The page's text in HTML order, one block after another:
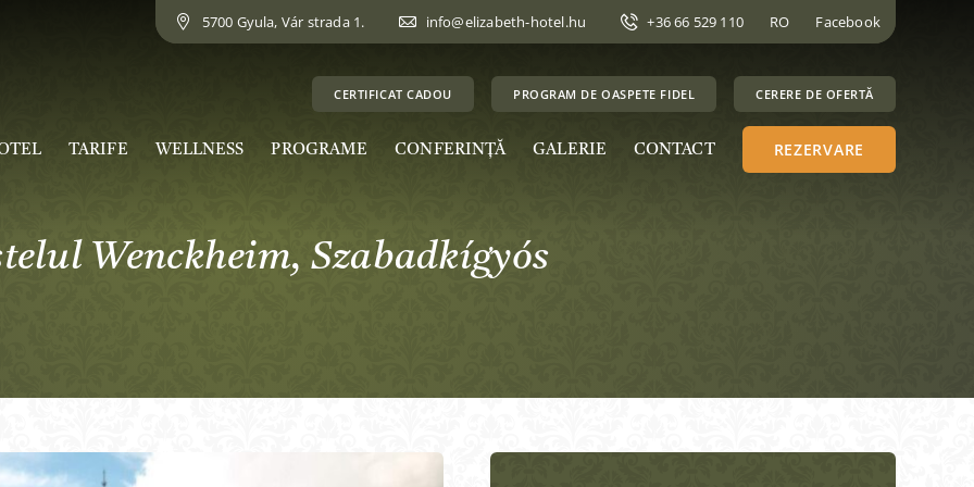
5700 Gyula, Vár strada 1. info@elizabeth-hotel.hu +36 66 529 110 RO Facebook
CERTIFICAT CADOU PROGRAM DE OASPETE FIDEL CERERE DE OFERTĂ
TARIFE WELLNESS PROGRAME CONFERINŢĂ GALERIE CONTACT REZERVARE
Wenckheim, Szabadkígyós